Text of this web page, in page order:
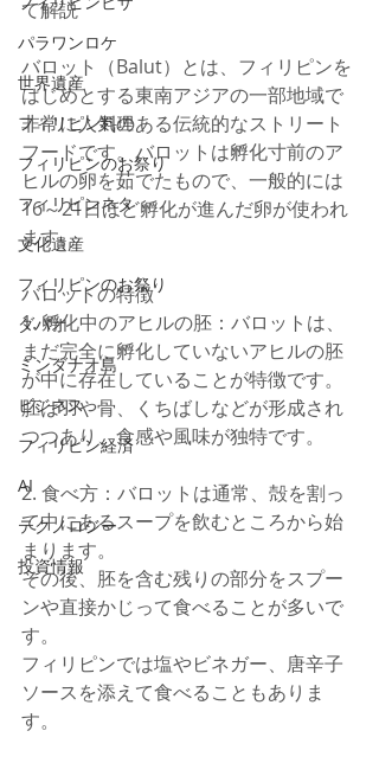
パラワンロケ
世界遺産
フィリピン料理
フィリピンのお祭り
フィリピンネタ
文化遺産
フィリピンのお祭り
ダバオ
ミンダナオ島
ビジネス
フィリピン経済
AI
テクノロジー
投資情報
て解説
バロット（Balut）とは、フィリピンを
はじめとする東南アジアの一部地域で
非常に人気のある伝統的なストリート
フードです。バロットは孵化寸前のア
ヒルの卵を茹でたもので、一般的には
16～21日ほど孵化が進んだ卵が使われ
ます。
バロットの特徴
1. 孵化中のアヒルの胚：バロットは、
まだ完全に孵化していないアヒルの胚
が中に存在していることが特徴です。
胚は羽や骨、くちばしなどが形成され
つつあり、食感や風味が独特です。
2. 食べ方：バロットは通常、殻を割っ
て中にあるスープを飲むところから始
まります。
その後、胚を含む残りの部分をスプー
ンや直接かじって食べることが多いで
す。
フィリピンでは塩やビネガー、唐辛子
ソースを添えて食べることもありま
す。